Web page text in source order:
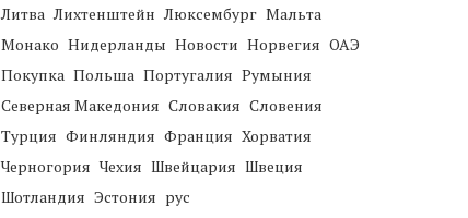
Литва Лихтенштейн Люксембург Мальта
Монако Нидерланды Новости Норвегия ОАЭ
Покупка Польша Португалия Румыния
Северная Македония Словакия Словения
Турция Финляндия Франция Хорватия
Черногория Чехия Швейцария Швеция
Шотландия Эстония рус